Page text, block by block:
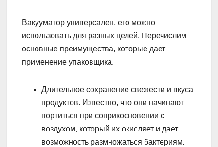
Вакууматор универсален, его можно
использовать для разных целей. Перечислим
основные преимущества, которые дает
применение упаковщика.
Длительное сохранение свежести и вкуса
продуктов. Известно, что они начинают
портиться при соприкосновении с
воздухом, который их окисляет и дает
возможность размножаться бактериям.